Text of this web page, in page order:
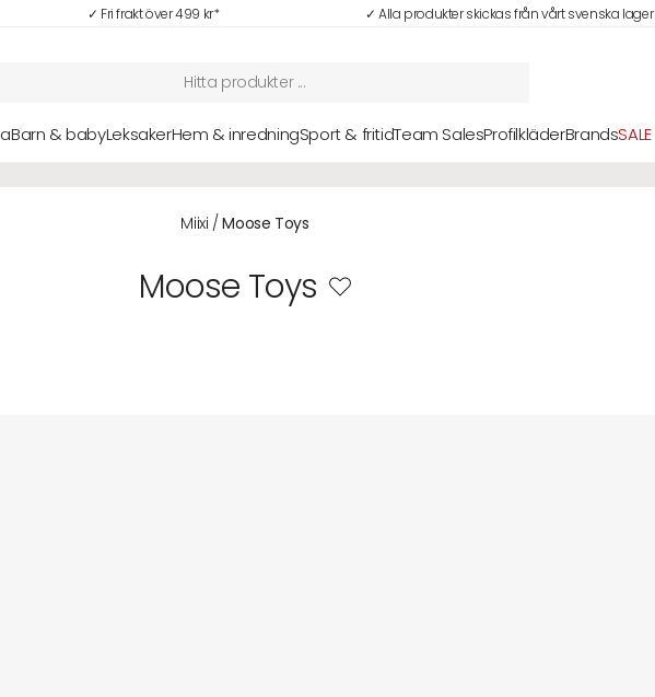
✓ Fri frakt över 499 kr* ✓ Alla produkter skickas från vårt svenska lager
Barn & babyLeksakerHem & inredningSport & fritidTeam SalesProfilkläderBrandsSALE
Miixi /Moose Toys
Moose Toys